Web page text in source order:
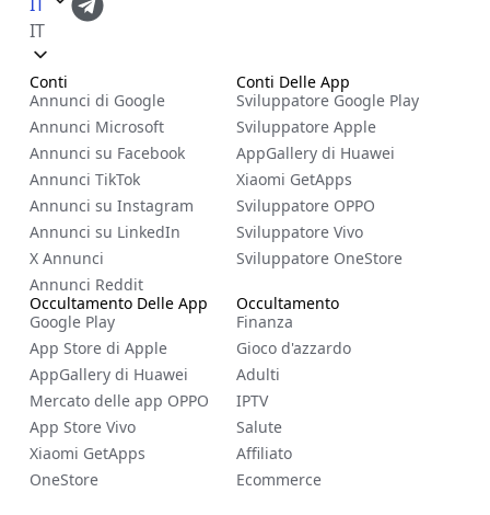
IT
Conti
Annunci di Google
Annunci Microsoft
Annunci su Facebook
Annunci TikTok
Annunci su Instagram
Annunci su LinkedIn
X Annunci
Annunci Reddit
Occultamento
Finanza
Gioco d'azzardo
Adulti
IPTV
Salute
Affiliato
Ecommerce
Conti Delle App
Sviluppatore Google Play
Sviluppatore Apple
AppGallery di Huawei
Xiaomi GetApps
Sviluppatore OPPO
Sviluppatore Vivo
Sviluppatore OneStore
Occultamento Delle App
Google Play
App Store di Apple
AppGallery di Huawei
Mercato delle app OPPO
App Store Vivo
Xiaomi GetApps
OneStore